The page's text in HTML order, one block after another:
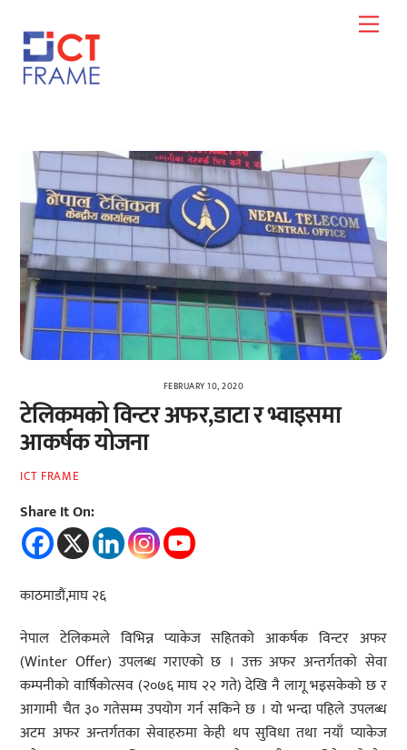
content
FEBRUARY 10, 2020
टेलिकमको विन्टर अफर,डाटा र भ्वाइसमा
आकर्षक योजना
ICT FRAME
Share It On:
काठमाडौं,माघ २६
नेपाल टेलिकमले विभिन्न प्याकेज सहितको आकर्षक विन्टर अफर
(Winter Offer) उपलब्ध गराएको छ । उक्त अफर अन्तर्गतको सेवा
कम्पनीको वार्षिकोत्सव (२०७६ माघ २२ गते) देखि नै लागू भइसकेको छ र
आगामी चैत ३० गतेसम्म उपयोग गर्न सकिने छ । यो भन्दा पहिले उपलब्ध
अटम अफर अन्तर्गतका सेवाहरुमा केही थप सुविधा तथा नयाँ प्याकेज